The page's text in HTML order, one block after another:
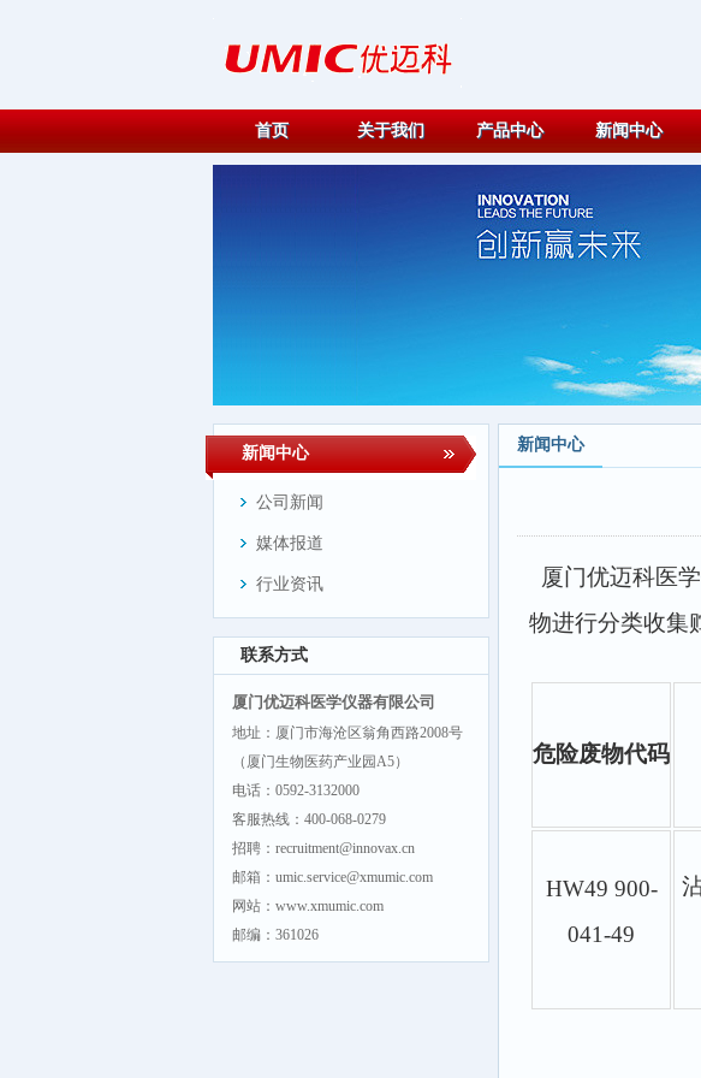
首页 关于我们 产品中心 新闻中心
新闻中心
公司新闻
媒体报道
行业资讯
联系方式
厦门优迈科医学仪器有限公司
地址：厦门市海沧区翁角西路2008号
（厦门生物医药产业园A5）
电话：0592-3132000
客服热线：400-068-0279
招聘：recruitment@innovax.cn
邮箱：umic.service@xmumic.com
网站：www.xmumic.com
邮编：361026
新闻中心
厦门优迈科医
物进行分类收集
危险废物代码
HW49 900-
041-49